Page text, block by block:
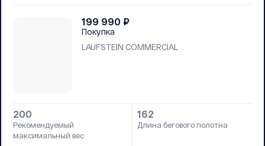
199 990 ₽
Покупка
LAUFSTEIN COMMERCIAL
200
Рекомендуемый
максимальный вес
162
Длина бегового полотна